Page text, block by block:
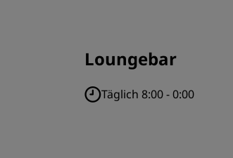
Loungebar
Täglich 8:00 - 0:00